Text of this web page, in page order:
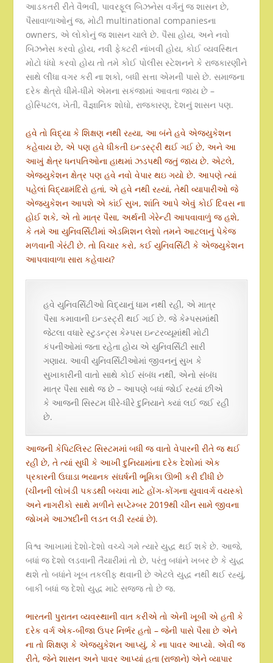
આડકતરી રીતે વૈભવી, પાવરફૂલ બિઝનેસ વર્ગનું જ શાસન છે,
પૈસાવાળાઓનું જ, મોટી multinational companiesના
owners, એ લોકોનું જ શાસન ચાલે છે. પૈસા હોય, અને નવો
બિઝનેસ કરવો હોય, નવી ફેક્ટરી નાંખવી હોય, કોઈ વ્યવસ્થિત
મોટો ધંધો કરવો હોય તો તમે કોઈ પોલીસ સ્ટેશનને કે રાજકારણીને
સાથે લીધા વગર કરી ના શકો, બધી સત્તા એમની પાસે છે. સમાજના
દરેક ક્ષેત્રો ધીમે-ધીમે એમના સકંજામાં આવતા જાય છે –
હોસ્પિટલ, ખેતી, વૈજ્ઞાનિક શોધો, રાજકારણ, દેશનું શાસન પણ.
હવે તો વિદ્યા કે શિક્ષણ નથી રહ્યા, આ બંને હવે એજ્યુકેશન
કહેવાય છે, એ પણ હવે ધીકતી ઇન્ડસ્ટ્રી થઈ ગઈ છે, અને આ
આખું ક્ષેત્ર ધનપતિઓના હાથમાં ઝડપથી જતું જાય છે. એટલે,
એજ્યુકેશન ક્ષેત્ર પણ હવે નવો વેપાર થઇ ગયો છે. આપણે ત્યાં
પહેલાં વિદ્યામંદિરો હતાં, એ હવે નથી રહ્યાં, તેથી વ્યાપારીઓ જે
એજ્યુકેશન આપશે એ કાંઈ સુખ, શાંતિ આપે એવું કોઈ દિવસ ના
હોઈ શકે, એ તો માત્ર પૈસા, અર્થની ગેરેન્ટી આપવાવાળું જ હશે,
કે તમે આ યુનિવર્સિટીમાં એડમિશન લેશો તમને આટલાનું પેકેજ
મળવાની ગેરંટી છે. તો વિચાર કરો, કઈ યુનિવર્સિટી કે એજ્યુકેશન
આપવાવાળા સારા કહેવાય?
હવે યુનિવર્સિટીઓ વિદ્યાનું ધામ નથી રહી, એ માત્ર
પૈસા કમાવાની ઇન્ડસ્ટ્રી થઈ ગઈ છે. જે કેમ્પસમાંથી
જેટલા વધારે સ્ટુડન્ટ્સ કેમ્પસ ઇન્ટરવ્યૂમાંથી મોટી
કંપનીઓમાં જતા રહેતા હોય એ યુનિવર્સિટી સારી
ગણાય. આવી યુનિવર્સિટીઓમાં જીવનનું સુખ કે
સુખાકારીની વાતો સાથે કોઈ સંબંધ નથી, એનો સંબંધ
માત્ર પૈસા સાથે જ છે – આપણે બધાં જોઈ રહ્યાં છીએ
કે આજની સિસ્ટમ ધીરે-ધીરે દુનિયાને ક્યાં લઈ જઈ રહી
છે.
આજની કેપિટલિસ્ટ સિસ્ટમમાં બધી જ વાતો વેપારની રીતે જ થઈ
રહી છે, તે ત્યાં સુધી કે આખી દુનિયામાંના દરેક દેશોમાં એક
પ્રકારની ઉઘાડા ભયાનક સંઘર્ષની ભૂમિકા ઊભી કરી દીધી છે
(ચીનની લોખંડી પકડથી બચવા માટે હોંગ-કોંગના યુવાવર્ગ વયસ્કો
અને નાગરીકો સાથે મળીને સપ્ટેમ્બર 2019થી ચીન સામે જીવના
જોખમે આઝાદીની લડત લડી રહ્યાં છે).
વિશ્વ આખામાં દેશો-દેશો વચ્ચે ગમે ત્યારે યુદ્ધ થઈ શકે છે. આજે,
બધાં જ દેશો લડવાની તૈયારીમાં તો છે, પરંતુ બધાંને ખબર છે કે યુદ્ધ
થશે તો બધાંને ખૂબ તકલીફ થવાની છે એટલે યુદ્ધ નથી થઈ રહ્યું,
બાકી બધાં જ દેશો યુદ્ધ માટે સજ્જ તો છે જ.
ભારતની પુરાતન વ્યવસ્થાની વાત કરીએ તો એની ખૂબી એ હતી કે
દરેક વર્ગ એક-બીજા ઉપર નિર્ભર હતો – જેની પાસે પૈસા છે એને
ના તો શિક્ષણ કે એજ્યુકેશન આપ્યું, કે ના પાવર આપ્યો. એવી જ
રીતે, જેને શાસન અને પાવર આપ્યાં હતા (રાજાને) એને વ્યાપાર